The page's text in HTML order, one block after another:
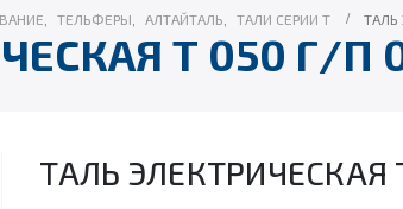
ТЕЛЬФЕРЫ АЛТАЙТАЛЬ ТАЛИ СЕРИИ Т ТАЛЬ
Т 050 Г/П
ТАЛЬ ЭЛЕКТРИЧЕСКАЯ